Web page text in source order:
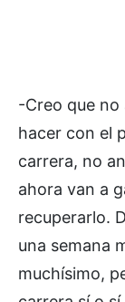
-Creo que no
hacer con el
carrera, no
ahora van a
recuperarlo.
una semana
muchísimo,